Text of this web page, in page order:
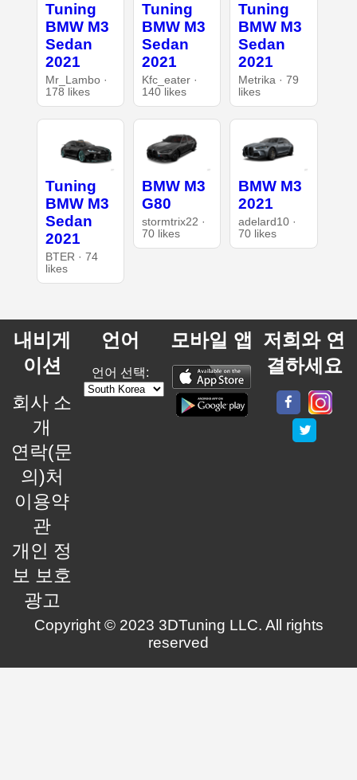
Tuning
BMW M3
Sedan
2021
Mr_Lambo ·
178 likes
Tuning
BMW M3
Sedan
2021
Kfc_eater ·
140 likes
Tuning
BMW M3
Sedan
2021
Metrika · 79
likes
Tuning
BMW M3
Sedan
2021
BTER · 74
likes
BMW M3
G80
stormtrix22 ·
70 likes
BMW M3
2021
adelard10 ·
70 likes
내비게
이션
회사 소
개
연락(문
의)처
이용약
관
개인 정
보 보호
광고
언어
언어 선택:
모바일 앱 저희와 연
결하세요
Copyright © 2023 3DTuning LLC. All rights
reserved